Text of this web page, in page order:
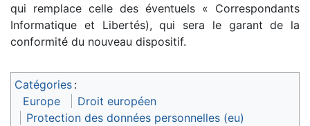
qui remplace celle des éventuels « Correspondants
Informatique et Libertés), qui sera le garant de la
conformité du nouveau dispositif.
Catégories :
Europe
Droit européen
Protection des données personnelles (eu)